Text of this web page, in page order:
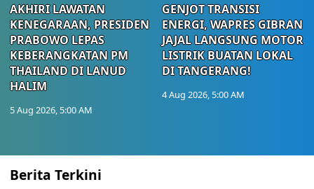
AKHIRI LAWATAN
KENEGARAAN, PRESIDEN
PRABOWO LEPAS
KEBERANGKATAN PM
THAILAND DI LANUD
HALIM
5 Aug 2026, 5:00 AM
GENJOT TRANSISI
ENERGI, WAPRES GIBRAN
JAJAL LANGSUNG MOTOR
LISTRIK BUATAN LOKAL
DI TANGERANG!
4 Aug 2026, 5:00 AM
Berita Terkini